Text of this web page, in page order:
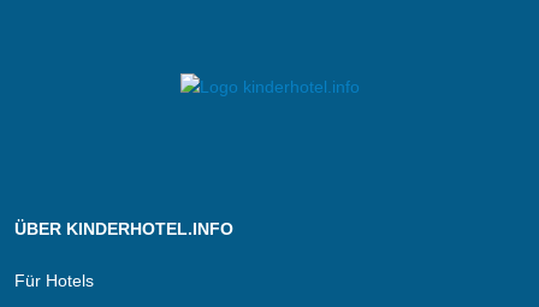
ÜBER KINDERHOTEL.INFO
Für Hotels